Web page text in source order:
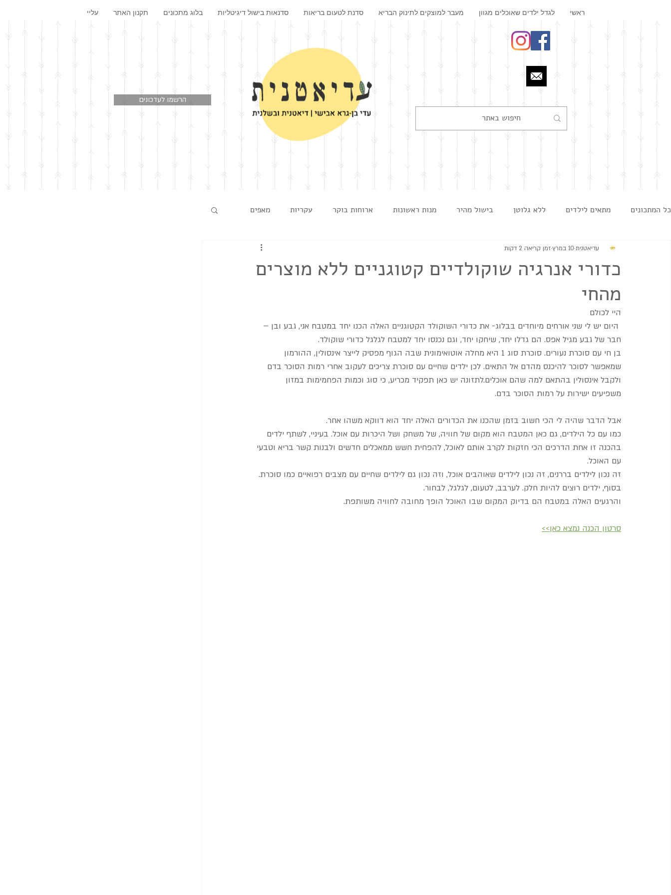
ראשי לגדל ילדים שאוכלים מגוון מעבר למוצקים לתינוק הבריא סדנת לטעום בריאות סדנאות בישול דיגיטליות בלוג מתכונים תקנון האתר עליי
הרשמו לעדכונים
כל המתכונים מתאים לילדים ללא גלוטן בישול מהיר מנות ראשונות ארוחות בוקר עקריות מאפים
גבינות וממרחים מרקים
כדורי אנרגיה שוקולדיים קטוגניים ללא מוצרים
מהחי
עדיאטנית 10 במרץ זמן קריאה 2 דקות
היי לכולם
היום יש לי שני אורחים מיוחדים בבלוג- את כדורי השוקולד הקטוגניים האלה הכנו יחד במטבח אני, גבע ובן –
חבר של גבע מגיל אפס. הם גדלו יחד, שיחקו יחד, וגם נכנסו יחד למטבח לגלגל כדורי שוקולד.
בן חי עם סוכרת נעורים. סוכרת סוג 1 היא מחלה אוטואימונית שבה הגוף מפסיק לייצר אינסולין, ההורמון
שמאפשר לסוכר להיכנס מהדם אל התאים. לכן ילדים שחיים עם סוכרת צריכים לעקוב אחרי רמות הסוכר בדם
ולקבל אינסולין בהתאם למה שהם אוכלים.לתזונה יש כאן תפקיד מכריע, כי סוג וכמות הפחמימות במזון
משפיעים ישירות על רמות הסוכר בדם.
אבל הדבר שהיה לי הכי חשוב בזמן שהכנו את הכדורים האלה יחד הוא דווקא משהו אחר.
כמו עם כל הילדים, גם כאן המטבח הוא מקום של חוויה, של משחק ושל היכרות עם אוכל. בעיניי, לשתף ילדים
בהכנה זו אחת הדרכים הכי חזקות לקרב אותם לאוכל, להפחית חשש ממאכלים חדשים ולבנות קשר בריא וטבעי
עם האוכל.
זה נכון לילדים בררנים, זה נכון לילדים שאוהבים אוכל, וזה נכון גם לילדים שחיים עם מצבים רפואיים כמו סוכרת.
בסוף, ילדים רוצים להיות חלק. לערבב, לטעום, לגלגל, לבחור.
והרגעים האלה במטבח הם בדיוק המקום שבו האוכל הופך מחובה לחוויה משותפת.
סרטון הכנה נמצא כאן>>